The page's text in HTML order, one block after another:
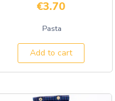
€3.70
Pasta
Add to cart